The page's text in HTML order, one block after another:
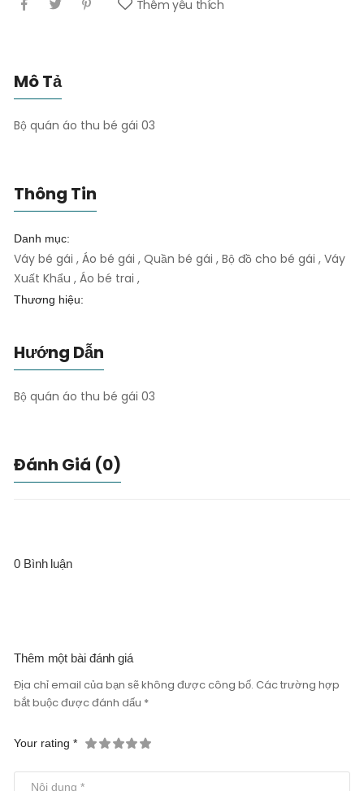
Thêm yêu thích
Mô Tả
Bộ quán áo thu bé gái 03
Thông Tin
Danh mục:
Váy bé gái , Áo bé gái , Quần bé gái , Bộ đồ cho bé gái , Váy
Xuất Khẩu , Áo bé trai ,
Thương hiệu:
Hướng Dẫn
Bộ quán áo thu bé gái 03
Đánh Giá (0)
0 Bình luận
Thêm một bài đánh giá
Địa chỉ email của bạn sẽ không được công bố. Các trường hợp
bắt buộc được đánh dấu *
Your rating *